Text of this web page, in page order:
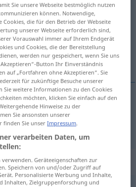
anklicken/antippen)
für "Trost"
Sie unsere Webseite bestmöglich nutzen
können. Notwendige,
die für den Betrieb der Webseite
unserer Webseite erforderlich sind,
Vorauswahl immer auf Ihrem Endgerät
und Cookies, die der Bereitstellung
werden nur gespeichert, wenn Sie uns
Button Ihr Einverständnis
auf „Fortfahren ohne Akzeptieren“. Sie
für zukünftige Besuche unserer
Sie weitere Informationen zu den Cookies
möchten, klicken Sie einfach auf den
Hinweise zu der
Sie ansonsten unserer
finden Sie unserImpressum.
verarbeiten Daten, um
Geräteeigenschaften zur
Speichern von und/oder Zugriff auf
Personalisierte Werbung und Inhalte,
Inhalten, Zielgruppenforschung und